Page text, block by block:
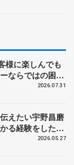
様に楽しんでも
ならではの困難
前キャプテン松
2026.07.31
えたい宇野昌磨
る経験をした本
2026.05.27